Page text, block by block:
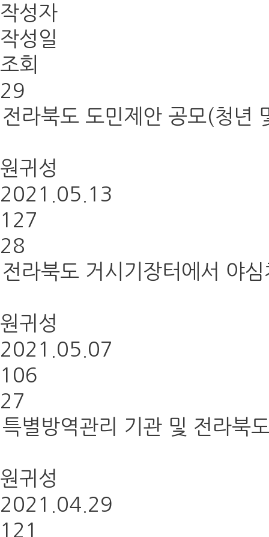
작성자
작성일
조회
29
전라북도 도민제안 공모(청년
원귀성
2021.05.13
127
28
전라북도 거시기장터에서 야
원귀성
2021.05.07
106
27
특별방역관리 기관 및 전라북
원귀성
2021.04.29
121